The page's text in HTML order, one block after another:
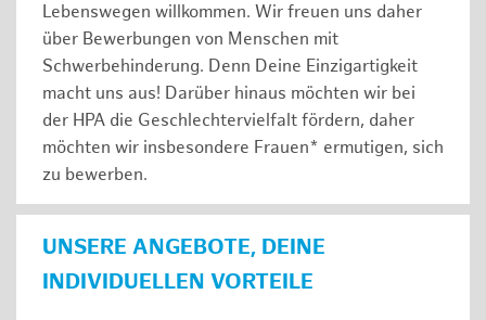
Lebenswegen willkommen. Wir freuen uns daher
über Bewerbungen von Menschen mit
Schwerbehinderung. Denn Deine Einzigartigkeit
macht uns aus! Darüber hinaus möchten wir bei
der HPA die Geschlechtervielfalt fördern, daher
möchten wir insbesondere Frauen* ermutigen, sich
zu bewerben.
UNSERE ANGEBOTE, DEINE
INDIVIDUELLEN VORTEILE